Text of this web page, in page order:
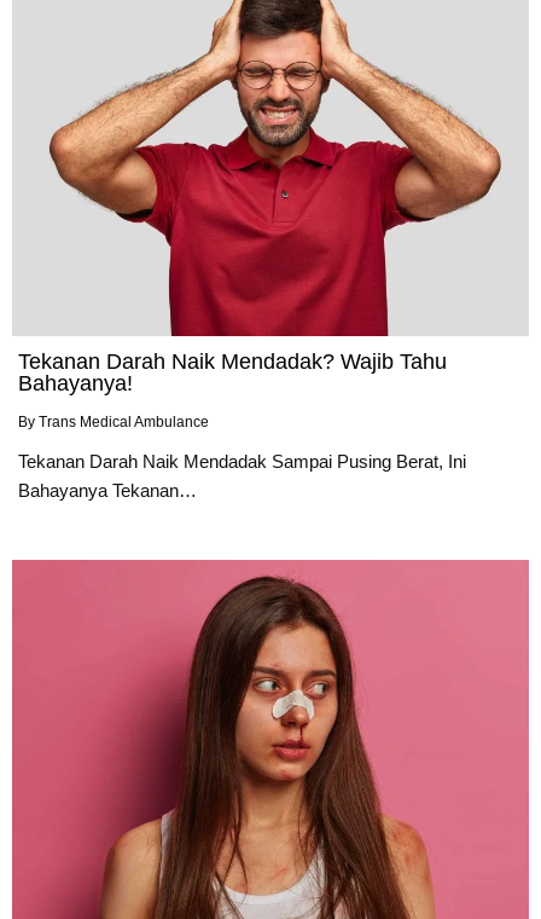
Tekanan Darah Naik Mendadak? Wajib Tahu
Bahayanya!
By Trans Medical Ambulance
Tekanan Darah Naik Mendadak Sampai Pusing Berat, Ini
Bahayanya Tekanan…